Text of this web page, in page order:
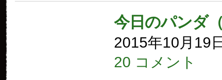
今日のパンダ
2015年10月19
20 コメント